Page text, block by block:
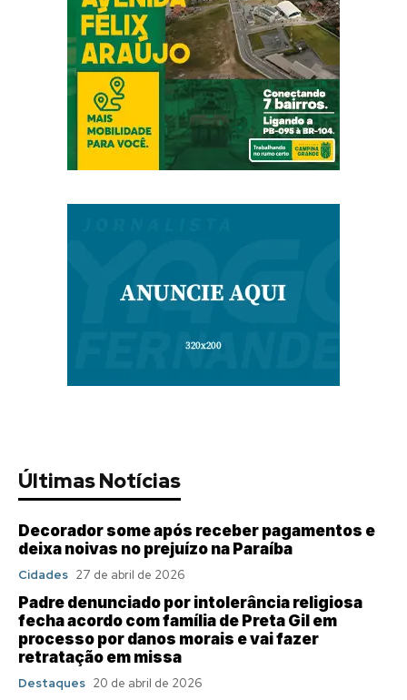
Últimas Notícias
Decorador some após receber pagamentos e
deixa noivas no prejuízo na Paraíba
Cidades 27 de abril de 2026
Padre denunciado por intolerância religiosa
fecha acordo com família de Preta Gil em
processo por danos morais e vai fazer
retratação em missa
Destaques 20 de abril de 2026